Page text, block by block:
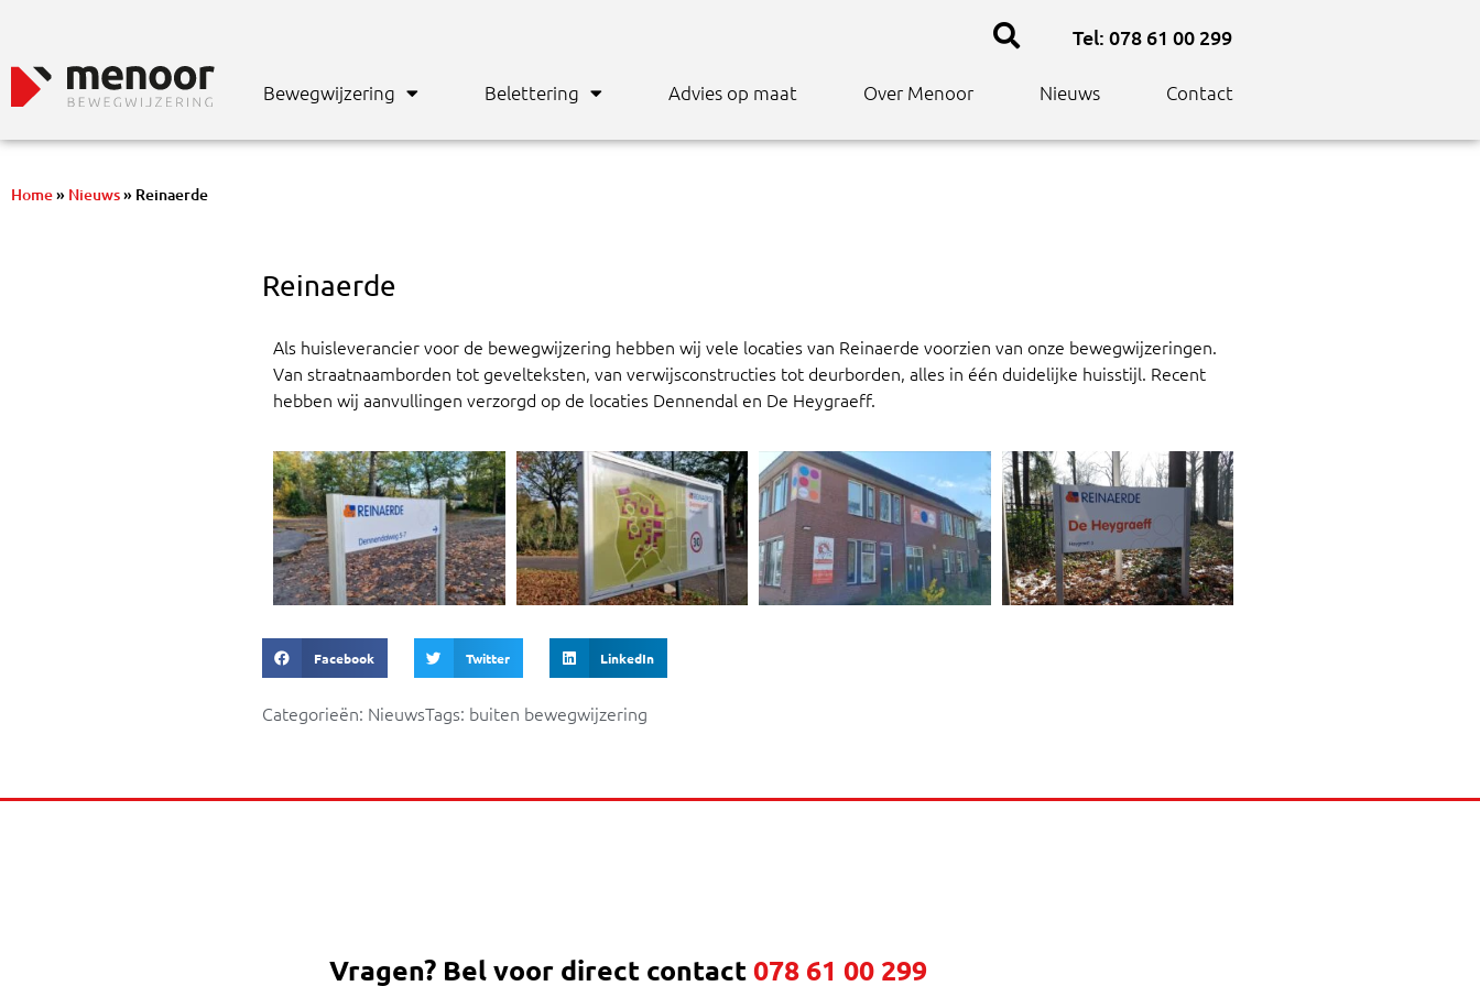
Tel: 078 61 00 299
Bewegwijzering Belettering Advies op maat Over Menoor Nieuws Contact
Home» Nieuws» Reinaerde
Reinaerde
Als huisleverancier voor de bewegwijzering hebben wij vele locaties van Reinaerde voorzien van onze bewegwijzeringen.
Van straatnaamborden tot gevelteksten, van verwijsconstructies tot deurborden, alles in één duidelijke huisstijl. Recent
hebben wij aanvullingen verzorgd op de locaties Dennendal en De Heygraeff.
Facebook Twitter LinkedIn
Categorieën: NieuwsTags: buiten bewegwijzering
Vragen? Bel voor direct contact078 61 00 299